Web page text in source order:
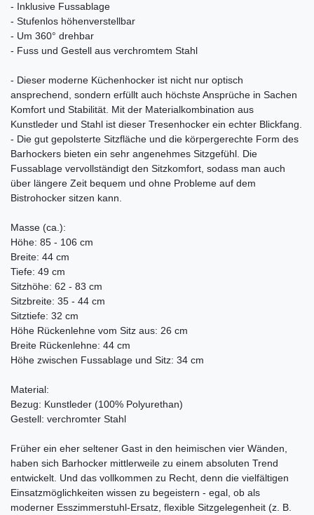
- Inklusive Fussablage
- Stufenlos höhenverstellbar
- Um 360° drehbar
- Fuss und Gestell aus verchromtem Stahl
- Dieser moderne Küchenhocker ist nicht nur optisch
ansprechend, sondern erfüllt auch höchste Ansprüche in Sachen
Komfort und Stabilität. Mit der Materialkombination aus
Kunstleder und Stahl ist dieser Tresenhocker ein echter Blickfang.
- Die gut gepolsterte Sitzfläche und die körpergerechte Form des
Barhockers bieten ein sehr angenehmes Sitzgefühl. Die
Fussablage vervollständigt den Sitzkomfort, sodass man auch
über längere Zeit bequem und ohne Probleme auf dem
Bistrohocker sitzen kann.
Masse (ca.):
Höhe: 85 - 106 cm
Breite: 44 cm
Tiefe: 49 cm
Sitzhöhe: 62 - 83 cm
Sitzbreite: 35 - 44 cm
Sitztiefe: 32 cm
Höhe Rückenlehne vom Sitz aus: 26 cm
Breite Rückenlehne: 44 cm
Höhe zwischen Fussablage und Sitz: 34 cm
Material:
Bezug: Kunstleder (100% Polyurethan)
Gestell: verchromter Stahl
Früher ein eher seltener Gast in den heimischen vier Wänden,
haben sich Barhocker mittlerweile zu einem absoluten Trend
entwickelt. Und das vollkommen zu Recht, denn die vielfältigen
Einsatzmöglichkeiten wissen zu begeistern - egal, ob als
moderner Esszimmerstuhl-Ersatz, flexible Sitzgelegenheit (z. B.